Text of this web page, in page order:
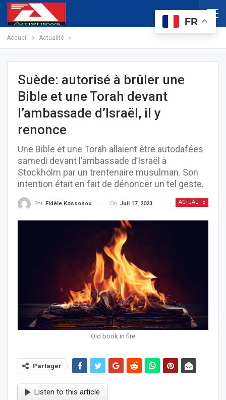
Accueil Actualité
Suède: autorisé à brûler une
Bible et une Torah devant
l’ambassade d’Israël, il y
renonce
Une Bible et une Torah allaient être autodafées
samedi devant l’ambassade d’Israël à
Stockholm par un trentenaire musulman. Son
intention était en fait de dénoncer un tel geste.
ACTUALITÉ
Par Fidèle Kossonou On Juil 17, 2023
Old book in fire
Partager
Listen to this article
FR